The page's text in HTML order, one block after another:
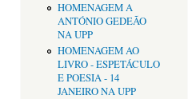
HOMENAGEM A
ANTÓNIO GEDEÃO
NA UPP
HOMENAGEM AO
LIVRO - ESPETÁCULO
E POESIA - 14
JANEIRO NA UPP